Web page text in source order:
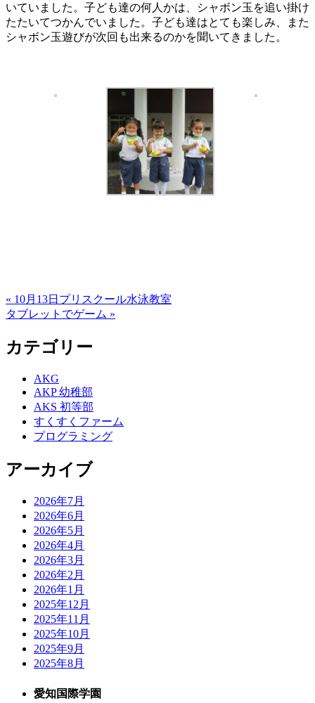
いていました。子ども達の何人かは、シャボン玉を追い掛け
たたいてつかんでいました。子ども達はとても楽しみ、また
シャボン玉遊びが次回も出来るのかを聞いてきました。
« 10月13日プリスクール水泳教室
タブレットでゲーム »
カテゴリー
AKG
AKP 幼稚部
AKS 初等部
すくすくファーム
プログラミング
アーカイブ
2026年7月
2026年6月
2026年5月
2026年4月
2026年3月
2026年2月
2026年1月
2025年12月
2025年11月
2025年10月
2025年9月
2025年8月
愛知国際学園